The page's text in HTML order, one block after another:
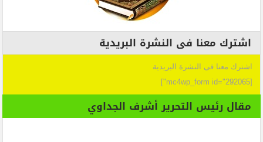
اشترك معنا فى النشرة البريدية
اشترك معنا فى النشرة البريدية
[mc4wp_form id="292065"]
مقال رئيس التحرير أشرف الجداوي